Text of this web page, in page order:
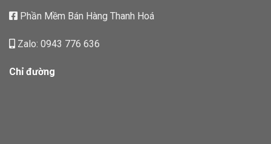
Phần Mềm Bán Hàng Thanh Hoá
Zalo: 0943 776 636
Chỉ đường